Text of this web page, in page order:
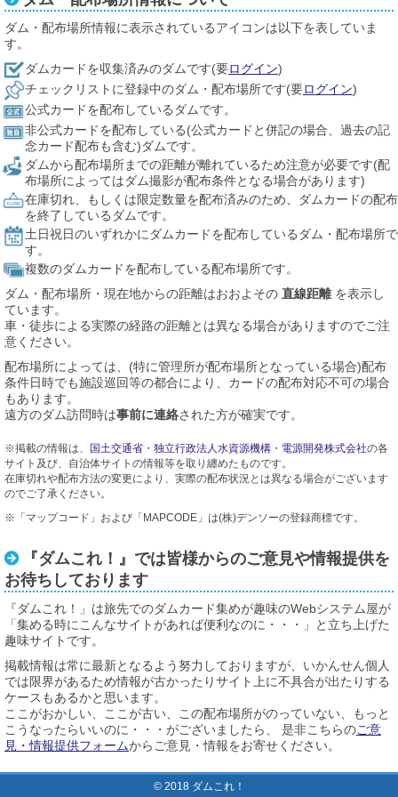
ダム・配布場所情報に表示されているアイコンは以下を表していま
す。
ダムカードを収集済みのダムです(要ログイン)
チェックリストに登録中のダム・配布場所です(要ログイン)
公式カードを配布しているダムです。
非公式カードを配布している(公式カードと併記の場合、過去の記
念カード配布も含む)ダムです。
ダムから配布場所までの距離が離れているため注意が必要です(配
布場所によってはダム撮影が配布条件となる場合があります)
在庫切れ、もしくは限定数量を配布済みのため、ダムカードの配布
を終了しているダムです。
土日祝日のいずれかにダムカードを配布しているダム・配布場所で
す。
複数のダムカードを配布している配布場所です。
ダム・配布場所・現在地からの距離はおおよその 直線距離を表示し
ています。
車・徒歩による実際の経路の距離とは異なる場合がありますのでご注
意ください。
配布場所によっては、(特に管理所が配布場所となっている場合)配布
条件日時でも施設巡回等の都合により、カードの配布対応不可の場合
もあります。
遠方のダム訪問時は事前に連絡された方が確実です。
※掲載の情報は、 国土交通省 ・ 独立行政法人水資源機構 ・ 電源開発株式会社の各
サイト及び、自治体サイトの情報等を取り纏めたものです。
在庫切れや配布方法の変更により、実際の配布状況とは異なる場合がございます
のでご了承ください。
※「マップコード」および「MAPCODE」は(株)デンソーの登録商標です。
『ダムこれ！』では皆様からのご意見や情報提供を
お待ちしております
『ダムこれ！」は旅先でのダムカード集めが趣味のWebシステム屋が
「集める時にこんなサイトがあれば便利なのに・・・」と立ち上げた
趣味サイトです。
掲載情報は常に最新となるよう努力しておりますが、いかんせん個人
では限界があるため情報が古かったりサイト上に不具合が出たりする
ケースもあるかと思います。
ここがおかしい、ここが古い、この配布場所がのっていない、もっと
こうなったらいいのに・・・がございましたら、 是非こちらのご意
見・情報提供フォームからご意見・情報をお寄せください。
© 2018 ダムこれ！